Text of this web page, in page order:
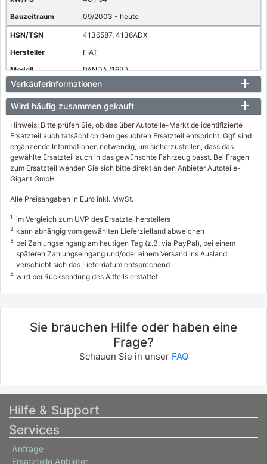
09/2003 - heute
4136587, 4136ADX
FIAT
PANDA (169_)
1.2 (169.AXB11, 169.AXB1A)
44 / 60
09/2003 - heute
4136AOI
FIAT
03/2010 - 08/2013
4136588, 4136AOH
FIAT
PANDA (169_)
09/2003 - heute
PANDA (169_)
55 / 75
06/2006 - 08/2013
Verkäuferinformationen
Wird häufig zusammen gekauft
Hinweis: Bitte prüfen Sie, ob das über Autoteile-Markt.de identifizierte
Ersatzteil auch tatsächlich dem gesuchten Ersatzteil entspricht. Ggf. sind
ergänzende Informationen notwendig, um sicherzustellen, dass das
gewählte Ersatzteil auch in das gewünschte Fahrzeug passt. Bei Fragen
zum Ersatzteil wenden Sie sich bitte direkt an den Anbieter Autoteile-
Gigant GmbH
Alle Preisangaben in Euro inkl. MwSt.
1 im Vergleich zum UVP des Ersatzteilherstellers
2 kann abhängig vom gewählten Lieferzielland abweichen
3 bei Zahlungseingang am heutigen Tag (z.B. via PayPal), bei einem
späteren Zahlungseingang und/oder einem Versand ins Ausland
verschiebt sich das Lieferdatum entsprechend
4 wird bei Rücksendung des Altteils erstattet
Sie brauchen Hilfe oder haben eine
Frage?
Schauen Sie in unser FAQ
Hilfe & Support
Services
Anfrage
Ersatzteile Anbieter